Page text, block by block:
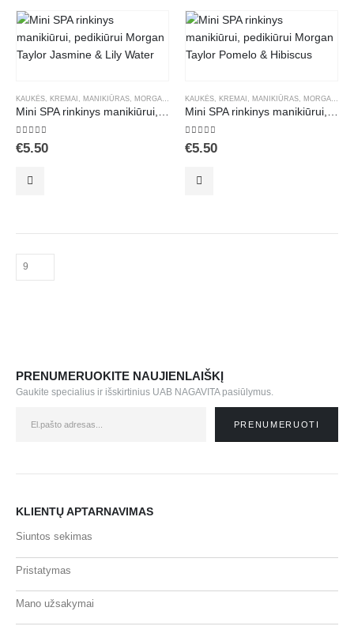
KAUKĖS KREMAI MANIKIŪRAS MORGAN TAYLOR PRIEMONĖS , SPA MANIKIŪRAS,SPA
5.00out of 5
€5.50
KAUKĖS KREMAI MANIKIŪRAS MORGAN TAYLOR PRIEMONĖS
5.00out of 5
€5.50
PRENUMERUOKITE NAUJIENLAIŠKĮ
Gaukite specialius ir išskirtinius UAB NAGAVITA pasiūlymus.
KLIENTŲ APTARNAVIMAS
Siuntos sekimas
Pristatymas
Mano užsakymai